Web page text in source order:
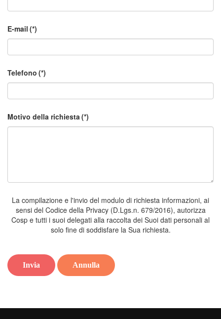
E-mail (*)
Telefono (*)
Motivo della richiesta(*)
La compilazione e l'invio del modulo di richiesta informazioni, ai
sensi del Codice della Privacy (D.Lgs.n. 679/2016), autorizza
Cosp e tutti i suoi delegati alla raccolta dei Suoi dati personali al
solo fine di soddisfare la Sua richiesta.
Invia Annulla